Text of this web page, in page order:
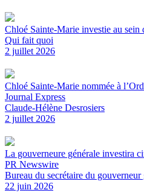
Chloé Sainte-Marie investie au sein
Qui fait quoi
2 juillet 2026
Chloé Sainte-Marie nommée à
Journal Express
Claude-Hélène Desrosiers
2 juillet 2026
La gouverneure générale investira
PR Newswire
Bureau du secrétaire du gouverneur
22 juin 2026